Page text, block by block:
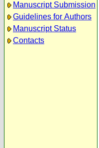
Manuscript Submission
Guidelines for Authors
Manuscript Status
Contacts